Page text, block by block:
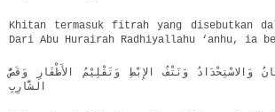
Khitan termasuk fitrah yang disebutkan
Dari Abu Hurairah Radhiyallahu ‘anhu, ia
وَالاسْتِحْدَادُ وَنَتْفُ الإِبْطِ وَتَقْلِيْمُ الأَظْفَارِ وَقَصُّ
الشَّارِبِ